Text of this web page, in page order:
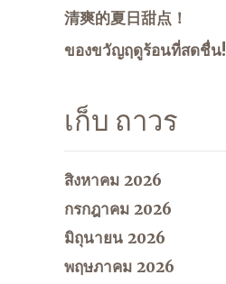
清爽的夏日甜点！
ของขวัญฤดูร้อนที่สดชื่น!
เก็บ ถาวร
สิงหาคม 2026
กรกฎาคม 2026
มิถุนายน 2026
พฤษภาคม 2026